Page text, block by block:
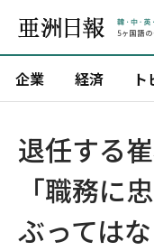
企業 経済
退任する
「職務に
ぶってはな